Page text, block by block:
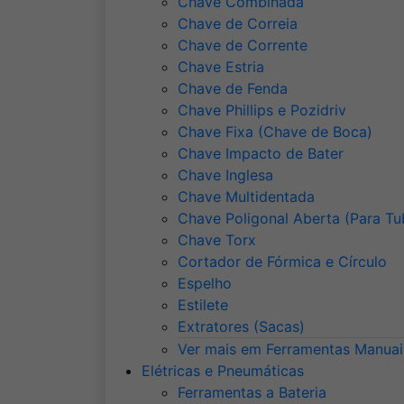
Chave de Correia
Chave de Corrente
Chave Estria
Chave de Fenda
Chave Phillips e Pozidriv
Chave Fixa (Chave de Boca)
Chave Impacto de Bater
Chave Inglesa
Chave Multidentada
Chave Poligonal Aberta (Para
Chave Torx
Cortador de Fórmica e Círculo
Espelho
Estilete
Extratores (Sacas)
Ver mais em Ferramentas
Elétricas e Pneumáticas
Ferramentas a Bateria